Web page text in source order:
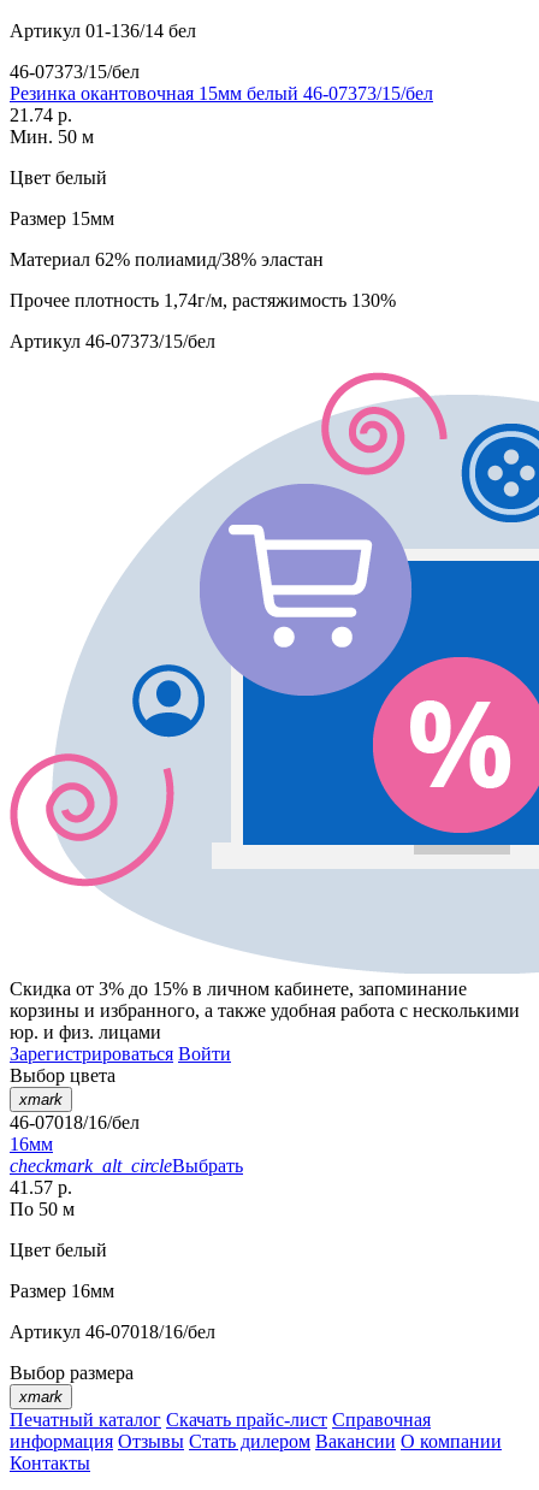
Артикул 01-136/14 бел
46-07373/15/бел
Резинка окантовочная 15мм белый 46-07373/15/бел
21.74 р.
Мин. 50 м
Цвет белый
Размер 15мм
Материал 62% полиамид/38% эластан
Прочее плотность 1,74г/м, растяжимость 130%
Артикул 46-07373/15/бел
Скидка от 3% до 15% в личном кабинете, запоминание
корзины и избранного, а также удобная работа с несколькими
юр. и физ. лицами
Зарегистрироваться Войти
Выбор цвета
xmark
46-07018/16/бел
16мм
checkmark_alt_circleВыбрать
41.57 р.
По 50 м
Цвет белый
Размер 16мм
Артикул 46-07018/16/бел
Выбор размера
xmark
Печатный каталог Скачать прайс-лист Справочная
информация Отзывы Стать дилером Вакансии О компании
Контакты